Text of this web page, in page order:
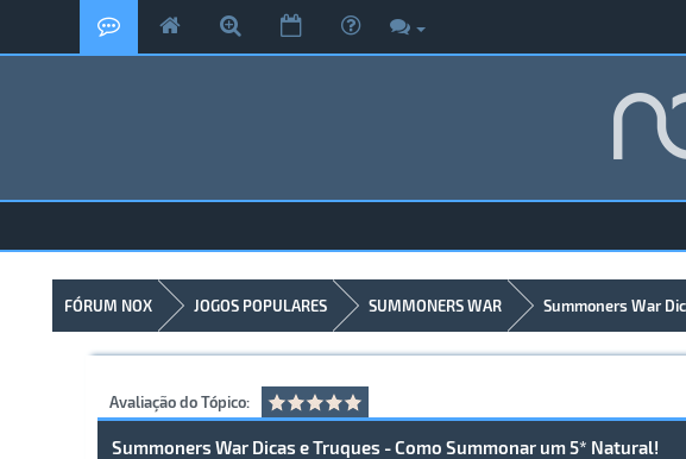
FÓRUM NOX JOGOS POPULARES SUMMONERS WAR Summoners War
Avaliação do Tópico:
Summoners War Dicas e Truques - Como Summonar um 5* Natural!